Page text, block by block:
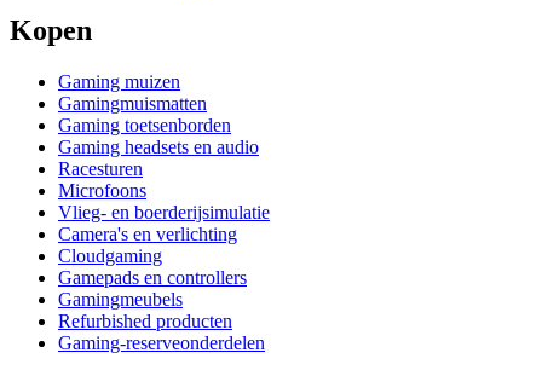
Kopen
Gaming muizen
Gamingmuismatten
Gaming toetsenborden
Gaming headsets en audio
Racesturen
Microfoons
Vlieg- en boerderijsimulatie
Camera's en verlichting
Cloudgaming
Gamepads en controllers
Gamingmeubels
Refurbished producten
Gaming-reserveonderdelen